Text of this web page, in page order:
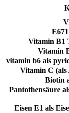
Vitamin B1
Vitamin
vitamin b6 als
Vitamin C (als
Biotin
Pantothensäure
Eisen E1 als